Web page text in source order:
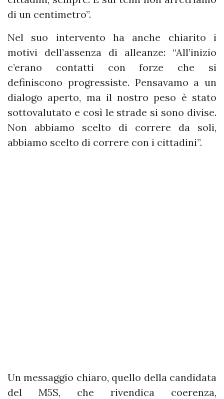
di un centimetro”.
Nel suo intervento ha anche chiarito i
motivi dell’assenza di alleanze: “All’inizio
c’erano contatti con forze che si
definiscono progressiste. Pensavamo a un
dialogo aperto, ma il nostro peso è stato
sottovalutato e così le strade si sono divise.
Non abbiamo scelto di correre da soli,
abbiamo scelto di correre con i cittadini”.
Un messaggio chiaro, quello della candidata
del M5S, che rivendica coerenza,